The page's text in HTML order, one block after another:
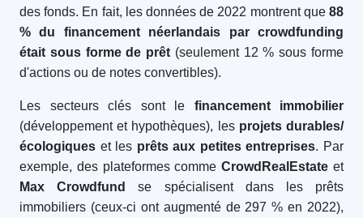
des fonds. En fait, les données de 2022 montrent que 88
% du financement néerlandais par crowdfunding
était sous forme de prêt (seulement 12 % sous forme
d'actions ou de notes convertibles).
Les secteurs clés sont le financement immobilier
(développement et hypothèques), les projets durables/
écologiques et les prêts aux petites entreprises. Par
exemple, des plateformes commeCrowdRealEstate et
Max Crowdfund
se spécialisent dans les prêts
immobiliers (ceux-ci ont augmenté de 297 % en 2022),